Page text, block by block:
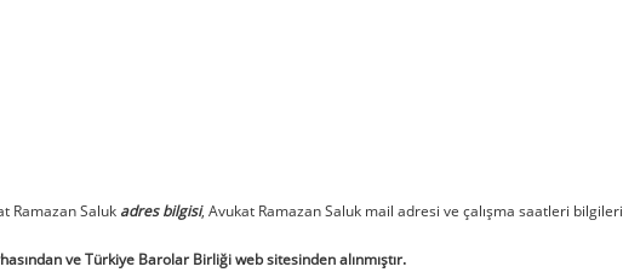
Ramazan Saluk adres bilgisi, Avukat Ramazan Saluk mail adresi ve çalışma saatleri
ve Türkiye Barolar Birliği web sitesinden alınmıştır.